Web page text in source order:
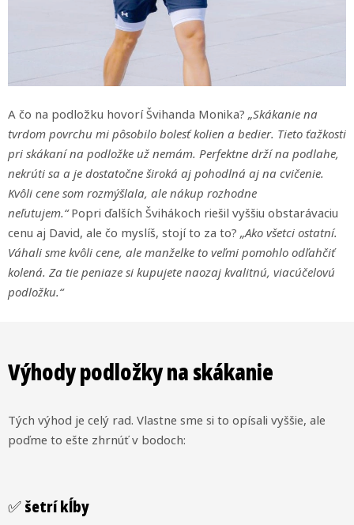
A čo na podložku hovorí Švihanda Monika?„Skákanie na
tvrdom povrchu mi pôsobilo bolesť kolien a bedier. Tieto ťažkosti
pri skákaní na podložke už nemám. Perfektne drží na podlahe,
nekrúti sa a je dostatočne široká aj pohodlná aj na cvičenie.
Kvôli cene som rozmýšlala, ale nákup rozhodne
neľutujem.“Popri ďalších Švihákoch riešil vyššiu obstarávaciu
cenu aj David, ale čo myslíš, stojí to za to?„Ako všetci ostatní.
Váhali sme kvôli cene, ale manželke to veľmi pomohlo odľahčiť
kolená. Za tie peniaze si kupujete naozaj kvalitnú, viacúčelovú
podložku.“
Výhody podložky na skákanie
Tých výhod je celý rad. Vlastne sme si to opísali vyššie, ale
poďme to ešte zhrnúť v bodoch:
✅ šetrí kĺby